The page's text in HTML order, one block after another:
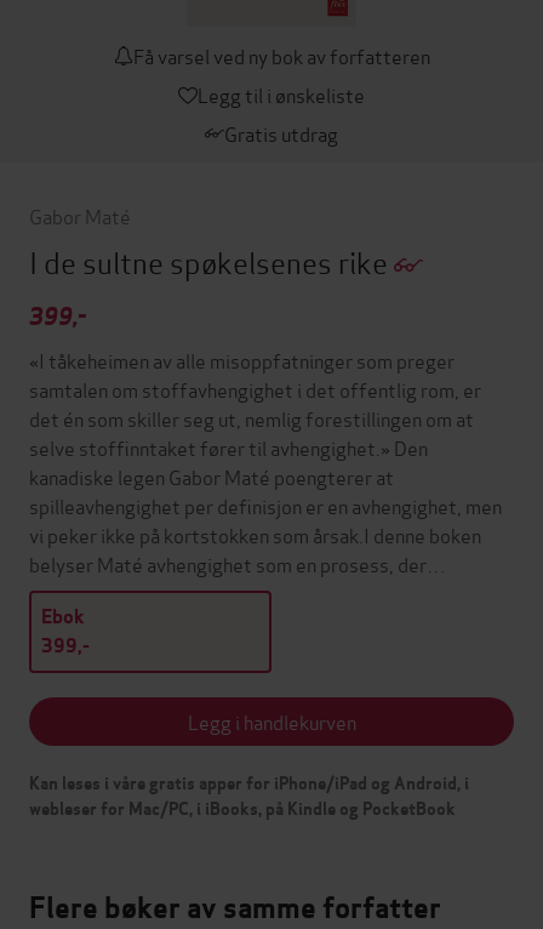
Få varsel ved ny bok av forfatteren
Legg til i ønskeliste
Gratis utdrag
Gabor Maté
I de sultne spøkelsenes rike
399,-
«I tåkeheimen av alle misoppfatninger som preger
samtalen om stoffavhengighet i det offentlig rom, er
det én som skiller seg ut, nemlig forestillingen om at
selve stoffinntaket fører til avhengighet.» Den
kanadiske legen Gabor Maté poengterer at
spilleavhengighet per definisjon er en avhengighet, men
vi peker ikke på kortstokken som årsak.I denne boken
belyser Maté avhengighet som en prosess, der…
Ebok
399,-
Legg i handlekurven
Kan leses i våre gratis apper for iPhone/iPad og Android, i
webleser for Mac/PC, i iBooks, på Kindle og PocketBook
Flere bøker av samme forfatter